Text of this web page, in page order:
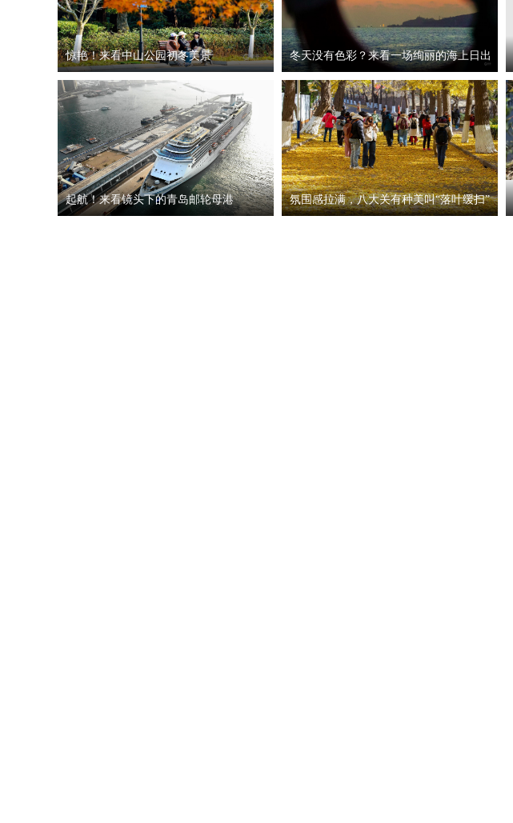
惊艳！来看中山公园初冬美景 冬天没有色彩？来看一场绚丽的海上日出
起航！来看镜头下的青岛邮轮母港 氛围感拉满，八大关有种美叫“落叶缓扫”